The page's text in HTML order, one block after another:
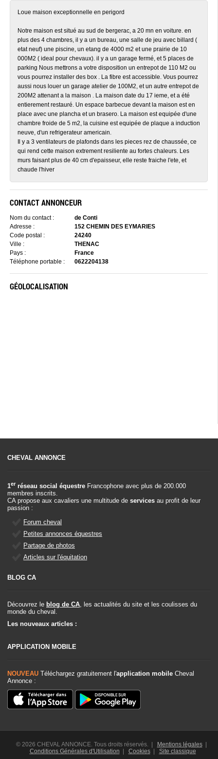
Loue maison exceptionnelle en perigord
Notre maison est situé au sud de bergerac, a 20 mn en voiture. en
plus des 4 chambres, il y a un bureau, une salle de jeu avec billard (
etat neuf) une piscine, un etang de 4000 m2 et une prairie de 10
000M2 ( ideal pour chevaux). il y a un garage fermé, et 5 places de
parking Nous mettrons a votre disposition un entrepot de 110 M2 ou
vous pourrez installer des box . La fibre est accessible. Vous pourrez
aussi nous louer un garage atelier de 100M2, et un autre entrepot de
200M2 attenant a la maison . La maison date du 17 ieme, et a été
entierement restauré. Un espace barbecue devant la maison est en
place avec une plancha et un brasero. La maison est equipée d'une
chambre froide de 5 m2, la cuisine est equipée de plaque a induction
neuve, d'un refrigerateur americain.
Il y a 3 ventilateurs de plafonds dans les pieces rez de chaussée, ce
qui rend cette maison extrement resiliente au fortes chaleurs. Les
murs faisant plus de 40 cm d'epaisseur, elle reste fraiche l'ete, et
chaude l'hiver
CONTACT ANNONCEUR
Nom du contact :
de Conti
Adresse :
152 CHEMIN DES EYMARIES
Code postal :
24240
Ville :
THENAC
Pays :
France
Téléphone portable :
0622204138
GÉOLOCALISATION
CHEVAL ANNONCE
1er réseau social équestre Francophone avec plus de 200.000
membres inscrits.
CA propose aux cavaliers une multitude de services au profit de leur
passion :
Forum cheval
Petites annonces équestres
Partage de photos
Articles sur l'équitation
BLOG CA
Découvrez le blog de CA, les actualités du site et les coulisses du
monde du cheval.
Les nouveaux articles :
APPLICATION MOBILE
NOUVEAU Téléchargez gratuitement l'application mobile Cheval
Annonce :
© 2026 CHEVAL ANNONCE. Tous droits réservés. | Mentions légales|
Conditions Générales d'Utilisation
Cookies| Site classique